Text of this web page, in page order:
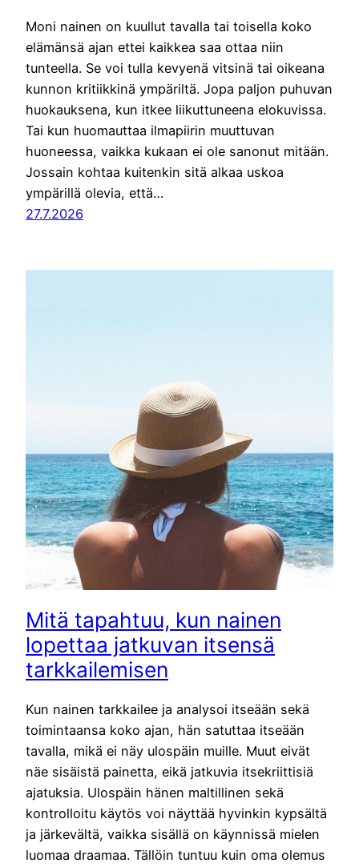
Moni nainen on kuullut tavalla tai toisella koko
elämänsä ajan ettei kaikkea saa ottaa niin
tunteella. Se voi tulla kevyenä vitsinä tai oikeana
kunnon kritiikkinä ympäriltä. Jopa paljon puhuvan
huokauksena, kun itkee liikuttuneena elokuvissa.
Tai kun huomauttaa ilmapiirin muuttuvan
huoneessa, vaikka kukaan ei ole sanonut mitään.
Jossain kohtaa kuitenkin sitä alkaa uskoa
ympärillä olevia, että…
27.7.2026
Mitä tapahtuu, kun nainen
lopettaa jatkuvan itsensä
tarkkailemisen
Kun nainen tarkkailee ja analysoi itseään sekä
toimintaansa koko ajan, hän satuttaa itseään
tavalla, mikä ei näy ulospäin muille. Muut eivät
näe sisäistä painetta, eikä jatkuvia itsekriittisiä
ajatuksia. Ulospäin hänen maltillinen sekä
kontrolloitu käytös voi näyttää hyvinkin kypsältä
ja järkevältä, vaikka sisällä on käynnissä mielen
luomaa draamaa. Tällöin tuntuu kuin oma olemus